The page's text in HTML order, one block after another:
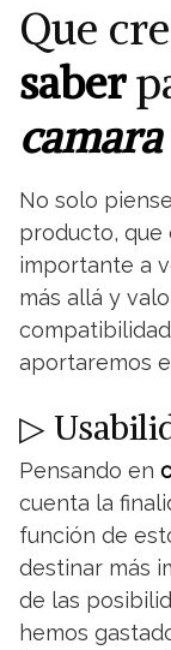
Que
saber
No solo
producto, que
importante a
más allá y
aportaremos
▷
Pensando en
cuenta la
función de
destinar más
de las
hemos